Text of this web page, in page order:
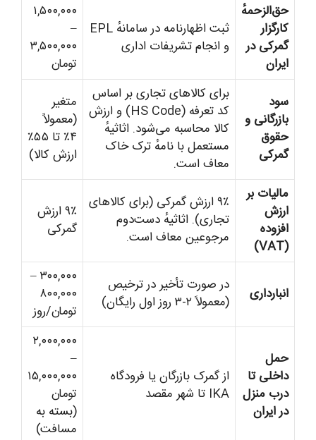
حق‌الزحمهٔ
کارگزار
گمرکی در
ثبت اظهارنامه در سامانهٔ EPL
و انجام تشریفات اداری
۱,۵۰۰,۰۰۰
–
۳,۵۰۰,۰۰۰
تومان
بازرگانی و
حقوق
گمرکی
برای کالاهای تجاری بر اساس
کد تعرفه (HS Code) و ارزش
کالا محاسبه می‌شود. اثاثیهٔ
مستعمل با نامهٔ ترک خاک
معاف است.
متغیر
(معمولاً
۴٪ تا ۵۵٪
ارزش کالا)
مالیات بر
ارزش
افزوده
۹٪ ارزش گمرکی (برای کالاهای
تجاری). اثاثیهٔ دست‌دوم
مرجوعین معاف است.
۹٪ ارزش
گمرکی
انبارداری
در صورت تأخیر در ترخیص
(معمولاً ۲-۳ روز اول رایگان)
۳۰۰,۰۰۰ –
۸۰۰,۰۰۰
تومان/روز
حمل
داخلی تا
درب منزل
در ایران
از گمرک بازرگان یا فرودگاه
IKA تا شهر مقصد
۲,۰۰۰,۰۰۰
۱۵,۰۰۰,۰۰۰
تومان
(بسته به
مسافت)